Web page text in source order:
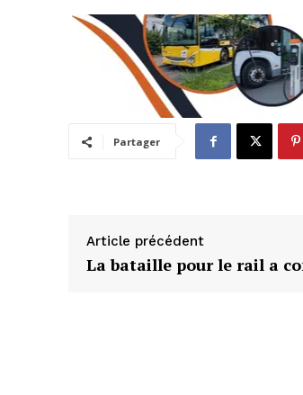
Partager
Article précédent
La bataille pour le rail a